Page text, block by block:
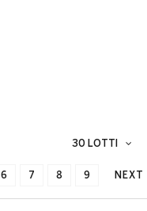
30 LOTTI
6 7 8 9 NEXT